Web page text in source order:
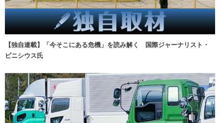
【独自連載】「今そこにある危機」を読み解く 国際ジャーナリスト・
ビニシウス氏